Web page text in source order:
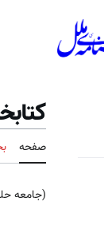
صفحه
(جامعه حلب)؛